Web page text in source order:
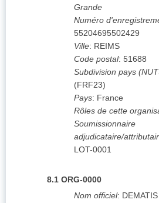
Grande
Numéro
55204695502429
Ville: REIMS
Code postal: 51688
Subdivision pays
(FRF23)
Pays: France
Rôles de cette
Soumissionnaire
adjudicataire/
LOT-0001
8.1 ORG-0000
Nom officiel: DEMATIS